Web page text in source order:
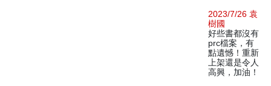
2023/7/26 袁
樹國
好些書都沒有
prc檔案，有
點遺憾！重新
上架還是令人
高興，加油！